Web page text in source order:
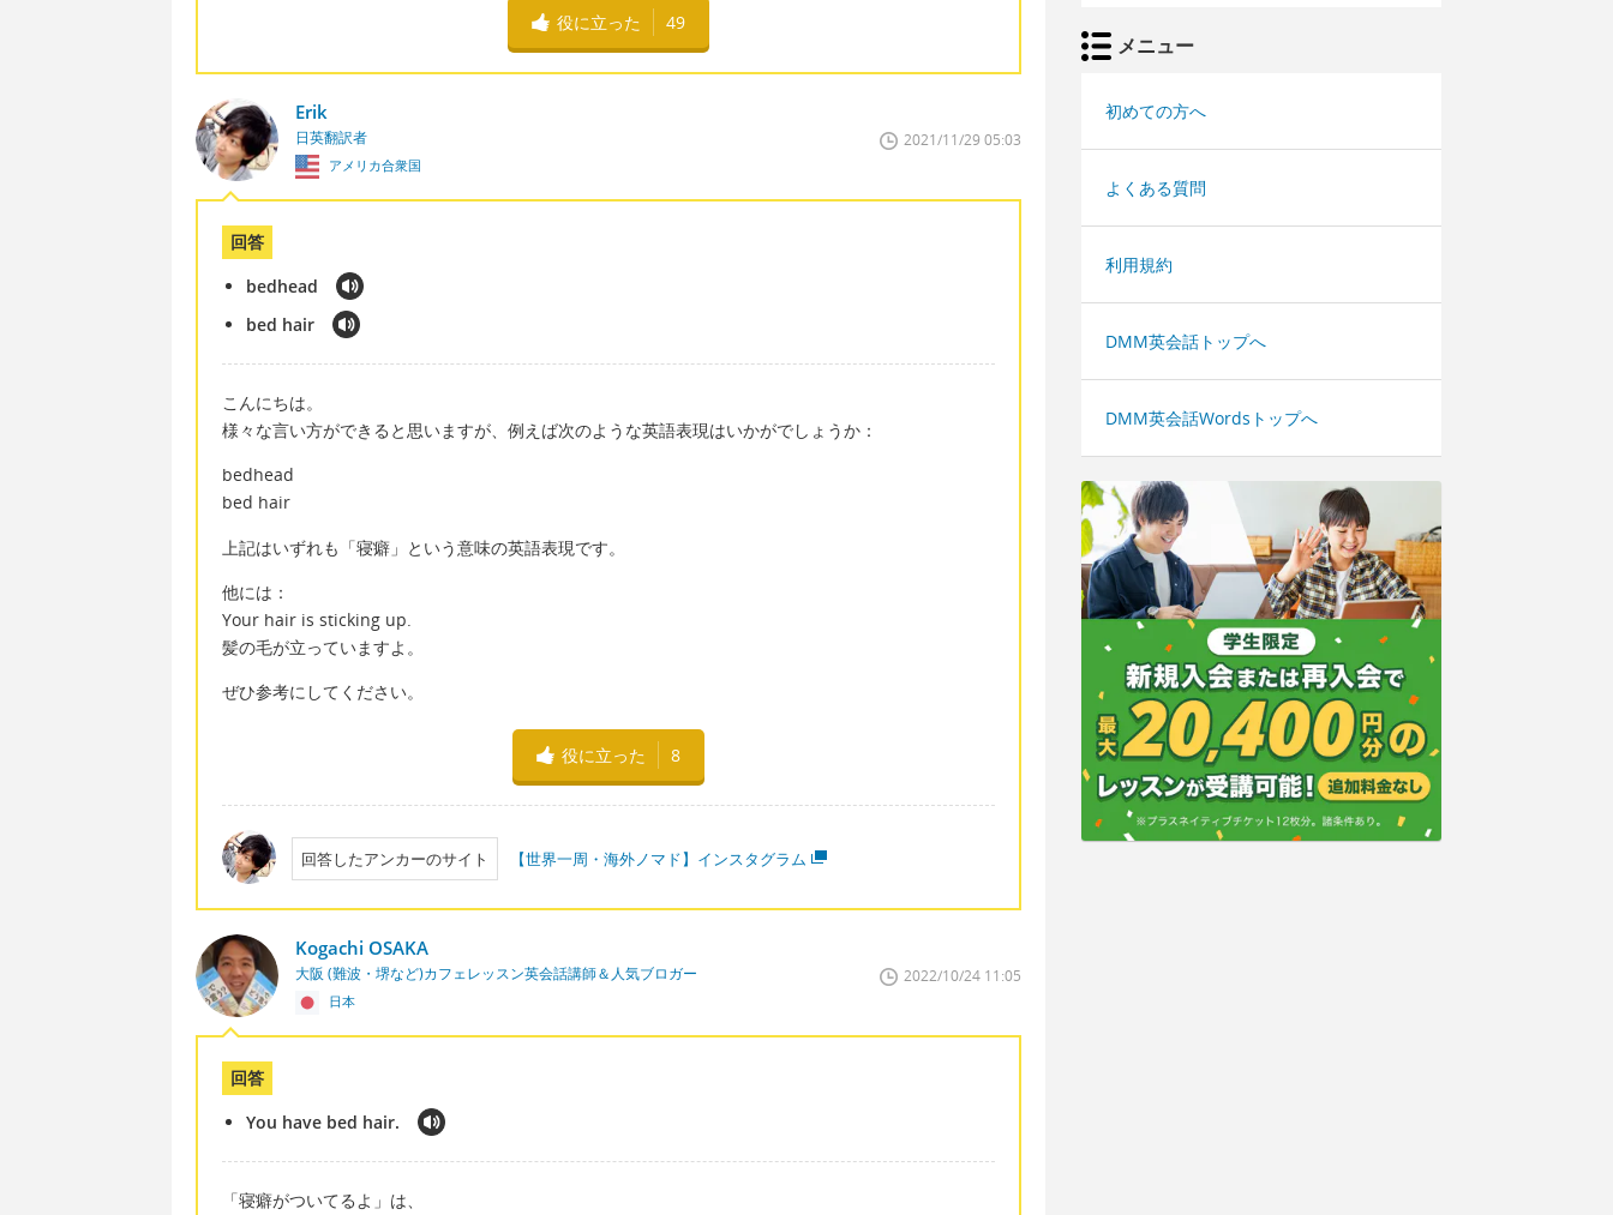
役に立った 49
Erik
日英翻訳者
アメリカ合衆国
2021/11/29 05:03
回答
bedhead
bed hair
こんにちは。
様々な言い方ができると思いますが、例えば次のような英語表現はいかがでしょうか：
bedhead
bed hair
上記はいずれも「寝癖」という意味の英語表現です。
他には：
Your hair is sticking up.
髪の毛が立っていますよ。
ぜひ参考にしてください。
役に立った 8
回答したアンカーのサイト 【世界一周・海外ノマド】インスタグラム
Kogachi OSAKA
大阪 (難波・堺など)カフェレッスン英会話講師＆人気ブロガー
日本
2022/10/24 11:05
回答
You have bed hair.
「寝癖がついてるよ」は、
メニュー
初めての方へ
よくある質問
利用規約
DMM英会話トップへ
DMM英会話Wordsトップへ